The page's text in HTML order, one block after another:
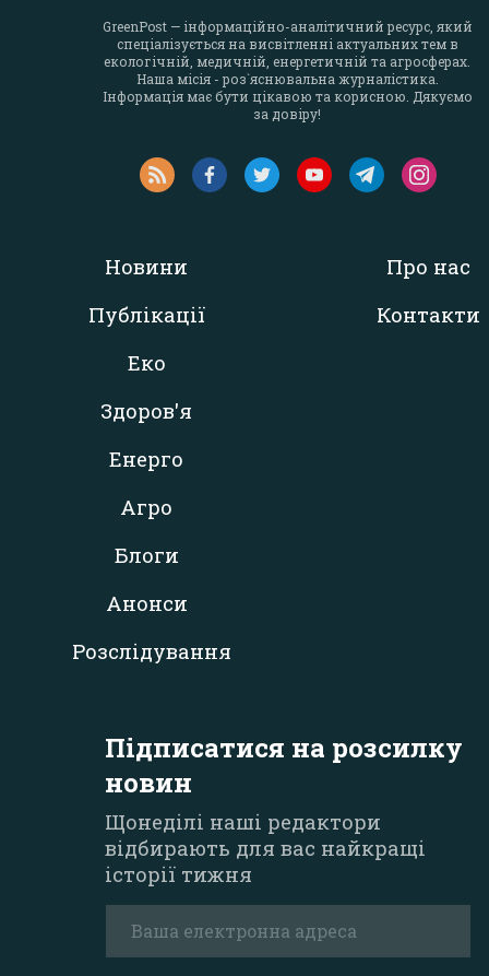
GreenPost — інформаційно-аналітичний ресурс, який
спеціалізується на висвітленні актуальних тем в
екологічній, медичній, енергетичній та агросферах.
Наша місія - роз`яснювальна журналістика.
Інформація має бути цікавою та корисною. Дякуємо
за довіру!
Новини
Публікації
Еко
Здоров'я
Енерго
Агро
Блоги
Анонси
Розслідування
Про нас
Контакти
Підписатися на розсилку
новин
Щонеділі наші редактори
відбирають для вас найкращі
історії тижня